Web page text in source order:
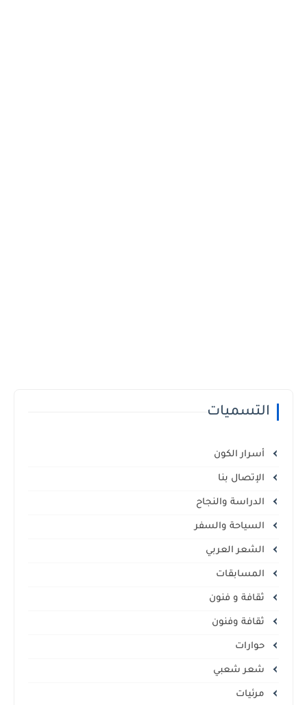
التسميات
أسرار الكون
الإتصال بنا
الدراسة والنجاح
السياحة والسفر
الشعر العربي
المسابقات
ثقافة و فنون
ثقافة وفنون
حوارات
شعر شعبي
مرئيات